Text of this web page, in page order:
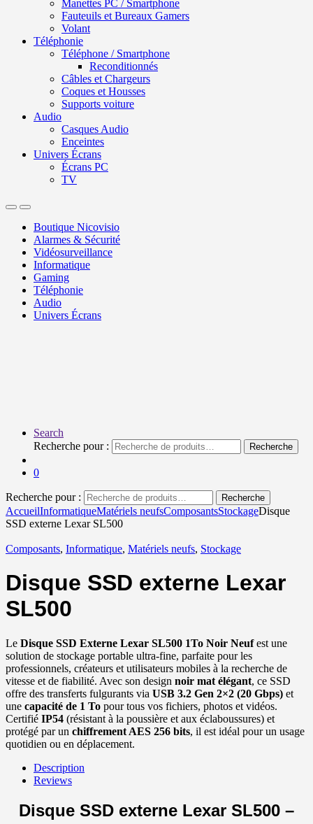
Manettes PC / Smartphone
Fauteuils et Bureaux Gamers
Volant
Téléphonie
Téléphone / Smartphone
Reconditionnés
Câbles et Chargeurs
Coques et Housses
Supports voiture
Audio
Casques Audio
Enceintes
Univers Écrans
Écrans PC
TV
Boutique Nicovisio
Alarmes & Sécurité
Vidéosurveillance
Informatique
Gaming
Téléphonie
Audio
Univers Écrans
Search
Recherche pour :
Recherche
0
Recherche pour : Recherche
AccueilInformatiqueMatériels neufsComposantsStockageDisque
SSD externe Lexar SL500
Composants, Informatique, Matériels neufs, Stockage
Disque SSD externe Lexar
SL500
Le Disque SSD Externe Lexar SL500 1To Noir Neufest une
solution de stockage portable ultra-fine, parfaite pour les
professionnels, créateurs et utilisateurs mobiles à la recherche de
vitesse et de fiabilité. Avec son design noir mat élégant, ce SSD
offre des transferts fulgurants via USB 3.2 Gen 2×2 (20 Gbps) et
une capacité de 1 To pour tous vos fichiers, photos et vidéos.
Certifié IP54 (résistant à la poussière et aux éclaboussures) et
protégé par un chiffrement AES 256 bits, il est idéal pour un usage
quotidien ou en déplacement.
Description
Reviews
Disque SSD externe Lexar SL500 –